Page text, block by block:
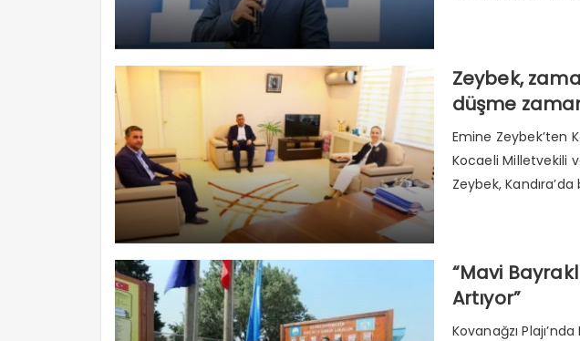
Zeybek,
düşme
Emine Zeybek’ten
Kocaeli Milletvekili
Zeybek,
“Mavi
Artıyor”
Kovanağzı